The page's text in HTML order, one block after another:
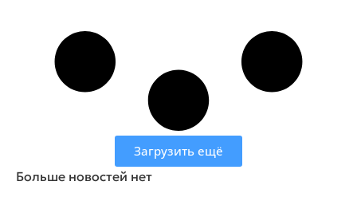
Загрузить ещё
Больше новостей нет